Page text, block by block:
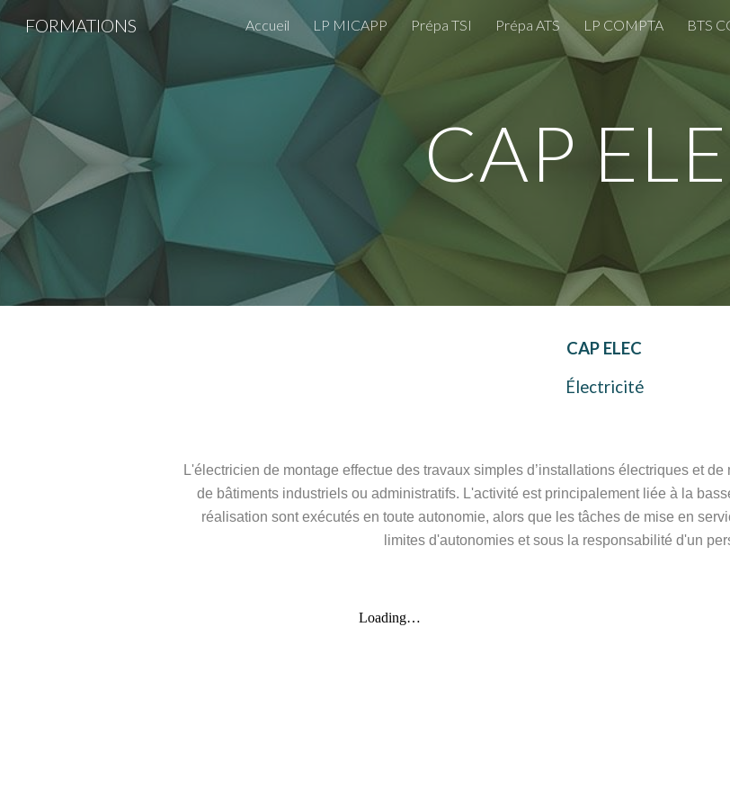
Skip to main content
FORMATIONS Accueil LP MICAPP Prépa TSI Prépa ATS LP COMPTA BTS
CAP
CAP ELEC
Électricité
L'électricien de montage effectue des travaux simples d’installations électriques et
de bâtiments industriels ou administratifs. L'activité est principalement liée à la
réalisation sont exécutés en toute autonomie, alors que les tâches de mise en
limites d'autonomies et sous la responsabilité d'un